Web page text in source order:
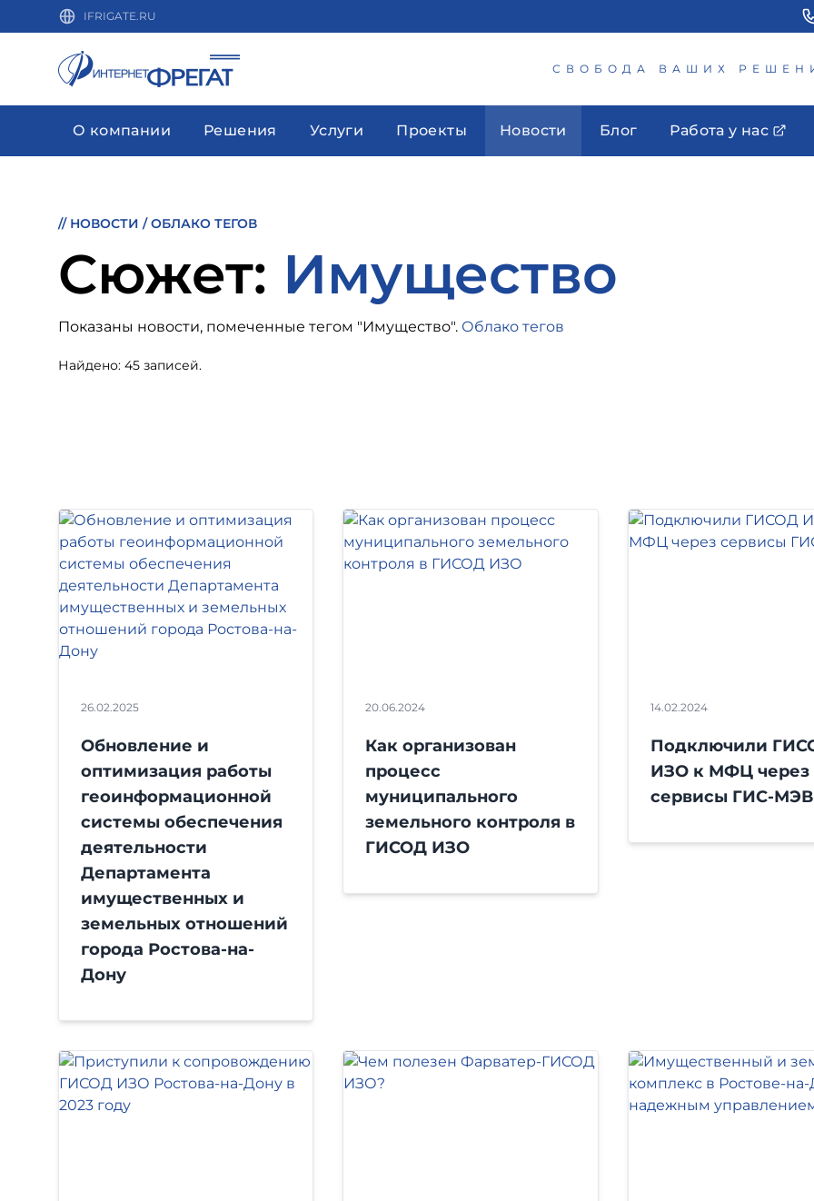
IFRIGATE.RU
СВОБОДА ВАШИХ
О компании Решения Услуги Проекты Новости Блог Работа у нас
// НОВОСТИ /ОБЛАКО ТЕГОВ
Cюжет: Имущество
Показаны новости, помеченные тегом "Имущество". Облако тегов
Найдено: 45 записей.
26.02.2025
Обновление и
оптимизация работы
геоинформационной
системы обеспечения
деятельности
Департамента
имущественных и
земельных отношений
города Ростова-на-
Дону
20.06.2024
Как организован
процесс
муниципального
земельного контроля в
ГИСОД ИЗО
14.02.2024
Подключили
ИЗО к МФЦ через
сервисы ГИС-МЭВ